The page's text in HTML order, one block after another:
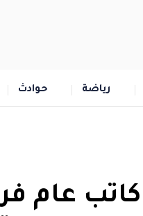
رياضة حوادث
عام